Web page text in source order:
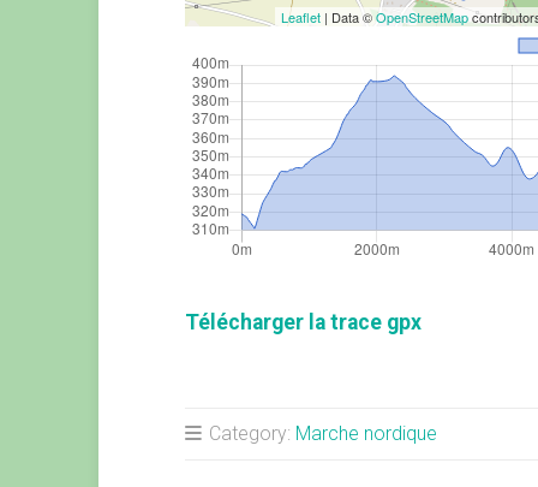
Leaflet | Data ©OpenStreetMap
Télécharger la trace gpx
Category: Marche nordique